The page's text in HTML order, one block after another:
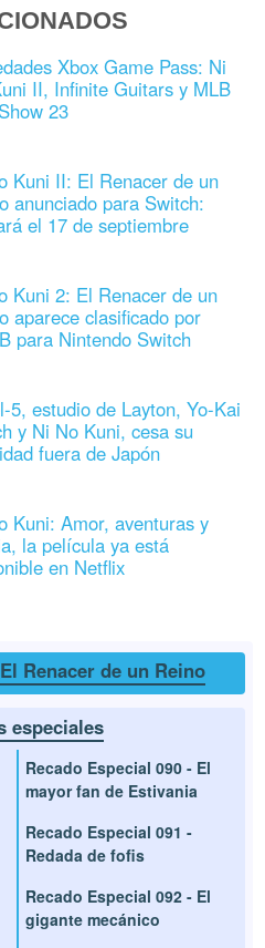
Xbox Game Pass: Ni
II, Infinite Guitars y MLB
23
Kuni II: El Renacer de un
anunciado para Switch:
el 17 de septiembre
Kuni 2: El Renacer de un
aparece clasificado por
para Nintendo Switch
5, estudio de Layton, Yo-Kai
y Ni No Kuni, cesa su
fuera de Japón
Kuni: Amor, aventuras y
la película ya está
en Netflix
Renacer de un Reino
especiales
Recado Especial 090 - El
mayor fan de Estivania
Recado Especial 091 -
Redada de fofis
Recado Especial 092 - El
gigante mecánico